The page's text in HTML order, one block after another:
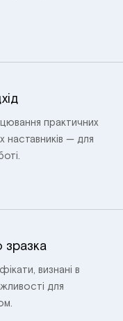
практичних
наставників — для
зразка
визнані в
для